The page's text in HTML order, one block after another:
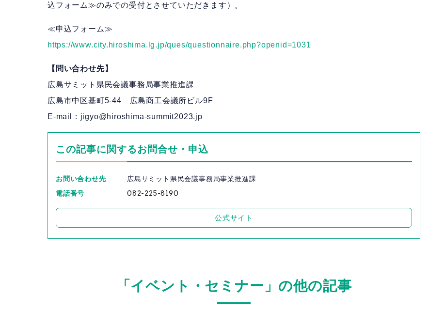
込フォーム≫のみでの受付とさせていただきます）。
≪申込フォーム≫
https://www.city.hiroshima.lg.jp/ques/questionnaire.php?openid=1031
【問い合わせ先】
広島サミット県民会議事務局事業推進課
広島市中区基町5-44 広島商工会議所ビル9F
E-mail：jigyo@hiroshima-summit2023.jp
この記事に関するお問合せ・申込
お問い合わせ先
広島サミット県民会議事務局事業推進課
電話番号
082-225-8190
公式サイト
「イベント・セミナー」の他の記事